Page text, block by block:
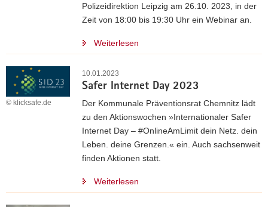
Polizeidirektion Leipzig am 26.10. 2023, in der
Zeit von 18:00 bis 19:30 Uhr ein Webinar an.
Weiterlesen
10.01.2023
Safer Internet Day 2023
© klicksafe.de
Der Kommunale Präventionsrat Chemnitz lädt
zu den Aktionswochen »Internationaler Safer
Internet Day – #OnlineAmLimit dein Netz. dein
Leben. deine Grenzen.« ein. Auch sachsenweit
finden Aktionen statt.
Weiterlesen